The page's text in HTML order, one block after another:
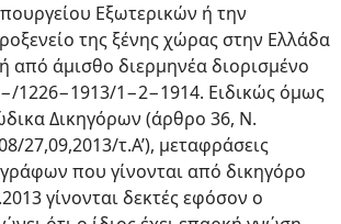
Εξωτερικών ή την
της ξένης χώρας στην Ελλάδα
από άμισθο διερμηνέα διορισμένο
1226−1913/1−2−1914. Ειδικώς όμως
Δικηγόρων (άρθρο 36, Ν.
27,09,2013/τ.Α’), μεταφράσεις
που γίνονται από δικηγόρο
γίνονται δεκτές εφόσον ο